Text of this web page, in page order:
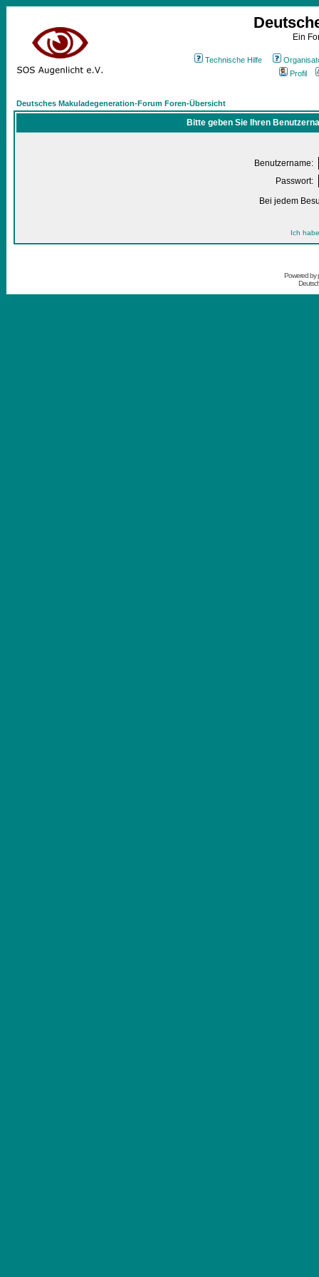
Ein
Technische Hilfe
Profil
Deutsches Makuladegeneration-Forum Foren-Übersicht
Bitte geben Sie Ihren
Benutzername:
Passwort:
Bei jedem
Ich
Powered by